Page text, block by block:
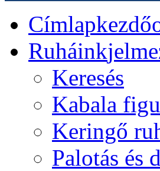
Címlap
Ruháink
Keresés
Kabala
Keringő
Palotás és